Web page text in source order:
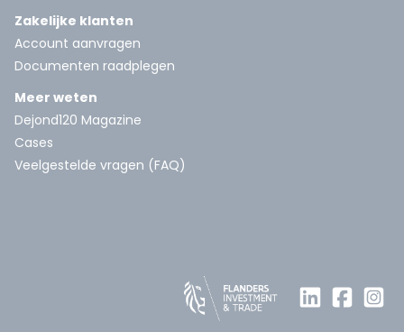
Zakelijke klanten
Account aanvragen
Documenten raadplegen
Meer weten
Dejond120 Magazine
Cases
Veelgestelde vragen (FAQ)